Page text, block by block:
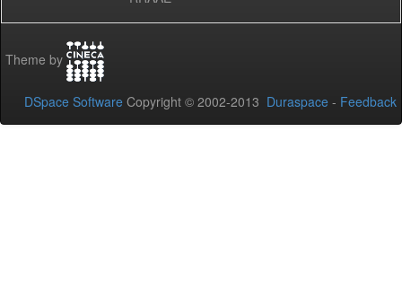
Theme by
DSpace Software Copyright © 2002-2013 Duraspace - Feedback